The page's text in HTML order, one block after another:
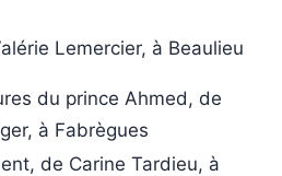
Lemercier, à Beaulieu
du prince Ahmed, de
à Fabrègues
de Carine Tardieu, à